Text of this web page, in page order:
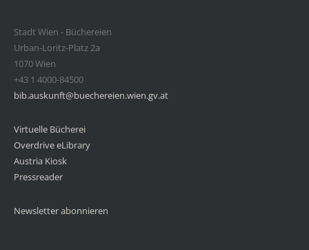
Stadt Wien - Büchereien
Urban-Loritz-Platz 2a
1070 Wien
+43 1 4000-84500
bib.auskunft@buechereien.wien.gv.at
Virtuelle Bücherei
Overdrive eLibrary
Austria Kiosk
Pressreader
Newsletter abonnieren